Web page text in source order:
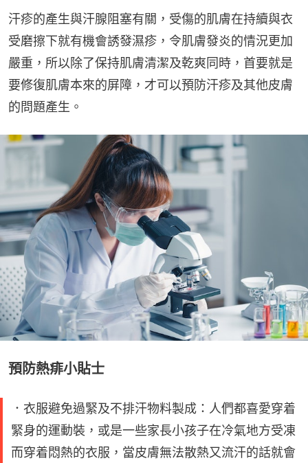
汗疹的產生與汗腺阻塞有關，受傷的肌膚在持續與衣
受磨擦下就有機會誘發濕疹，令肌膚發炎的情況更加
嚴重，所以除了保持肌膚清潔及乾爽同時，首要就是
要修復肌膚本來的屏障，才可以預防汗疹及其他皮膚
的問題產生。
預防熱痱小貼士
．衣服避免過緊及不排汗物料製成：人們都喜愛穿着
緊身的運動裝，或是一些家長小孩子在冷氣地方受凍
而穿着悶熱的衣服，當皮膚無法散熱又流汗的話就會